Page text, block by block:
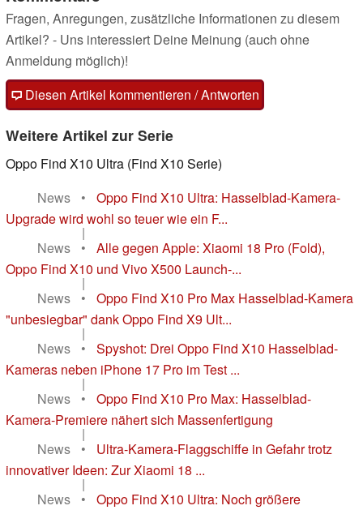
Fragen, Anregungen, zusätzliche Informationen zu diesem
Artikel? - Uns interessiert Deine Meinung (auch ohne
Anmeldung möglich)!
Diesen Artikel kommentieren / Antworten
Weitere Artikel zur Serie
Oppo Find X10 Ultra (Find X10 Serie)
News
•
Oppo Find X10 Ultra: Hasselblad-Kamera-
Upgrade wird wohl so teuer wie ein F...
|
News
•
Alle gegen Apple: Xiaomi 18 Pro (Fold),
Oppo Find X10 und Vivo X500 Launch-...
|
News
•
Oppo Find X10 Pro Max Hasselblad-Kamera
"unbesiegbar" dank Oppo Find X9 Ult...
|
News
•
Spyshot: Drei Oppo Find X10 Hasselblad-
Kameras neben iPhone 17 Pro im Test ...
|
News
•
Oppo Find X10 Pro Max: Hasselblad-
Kamera-Premiere nähert sich Massenfertigung
|
News
•
Ultra-Kamera-Flaggschiffe in Gefahr trotz
innovativer Ideen: Zur Xiaomi 18 ...
|
News
•
Oppo Find X10 Ultra: Noch größere